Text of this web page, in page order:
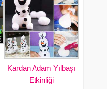
Kardan Adam Yılbaşı
Etkinliği